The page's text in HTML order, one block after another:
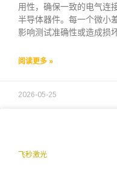
用性，确保一致的电气连
半导体器件。每一个微小
影响测试准确性或造成损
阅读更多 »
2026-05-25
飞秒激光